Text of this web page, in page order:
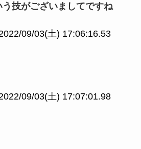
技がございましてですね
09/03(土) 17:06:16.53
09/03(土) 17:07:01.98